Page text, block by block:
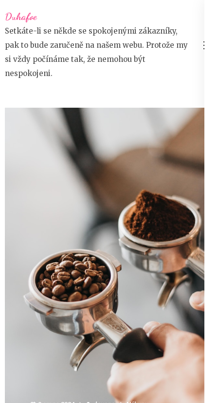
na
obsah
(stiskněte
Enter)
Duhafoe
Setkáte-li se někde se spokojenými zákazníky,
pak to bude zaručeně na našem webu. Protože my
si vždy počínáme tak, že nemohou být
nespokojeni.